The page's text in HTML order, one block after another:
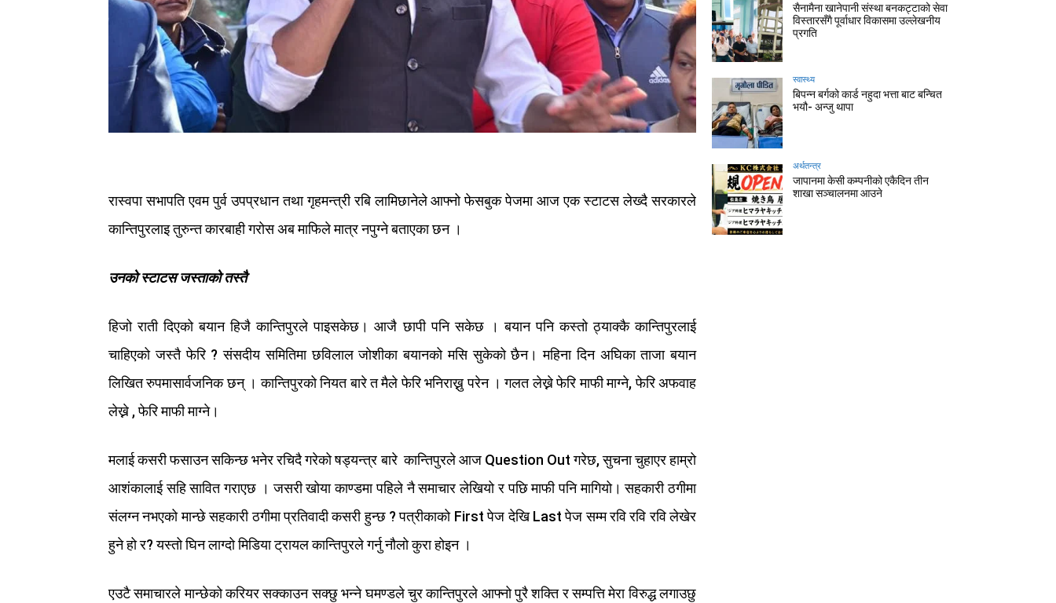
रास्वपा सभापति एवम पुर्व उपप्रधान तथा गृहमन्त्री रबि लामिछानेले आफ्नो फेसबुक पेजमा आज एक स्टाटस लेख्दै सरकारले
कान्तिपुरलाइतुरुन्तकारबाहीगरोसअबमाफिलेमात्रनपुग्नेबताएकाछन ।
उनको स्टाटस जस्ताको तस्तै
हिजो राती दिएको बयान हिजै कान्तिपुरले पाइसकेछ। आजै छापी पनि सकेछ । बयान पनि कस्तो ठ्याक्कै कान्तिपुरलाई
चाहिएकोजस्तै फेरि ?संसदीय समितिमा छविलाल जोशीका बयानको मसि सुकेको छैन। महिना दिन अघिका ताजा बयान
लिखित रुपमासार्वजनिक छन् । कान्तिपुरको नियत बारे त मैले फेरि भनिराख्नु परेन । गलत लेख्ने फेरि माफी माग्ने,फेरि अफवाह
लेख्ने ,फेरिमाफीमाग्ने।
मलाईकसरीफसाउनसकिन्छ भनेर रचिदैगरेकोषड्यन्त्र बारे कान्तिपुरले आजQuestion Outगरेछ,सुचनाचुहाएरहाम्रो
आशंकालाई सहि सावित गराएछ । जसरी खोया काण्डमा पहिले नै समाचार लेखियो र पछि माफी पनि मागियो। सहकारी ठगीमा
संलग्न नभएको मान्छे सहकारी ठगीमा प्रतिवादी कसरी हुन्छ ?पत्रीकाकोFirstपेज देखिLastपेज सम्म रवि रवि रवि लेखेर
हुनेहोर?यस्तोघिनलाग्दोमिडियाट्रायलकान्तिपुरलेगर्नुनौलोकुराहोइन ।
एउटै समाचारले मान्छेको करियर सक्काउन सक्छु भन्ने घमण्डले चुरकान्तिपुरले आफ्नो पुरै शक्ति र सम्पत्ति मेरा विरुद्ध लगाउछु
सैनामैना खानेपानी संस्था बनकट्टाको सेवा
विस्तारसँगै पूर्वाधार विकासमा उल्लेखनीय
प्रगति
स्वास्थ्य
बिपन्न बर्गको कार्ड नहुदा भत्ता बाट बन्चित
भयौ- अन्जु थापा
अर्थतन्त्र
जापानमा केसी कम्पनीको एकैदिन तीन
शाखा सञ्चालनमा आउने